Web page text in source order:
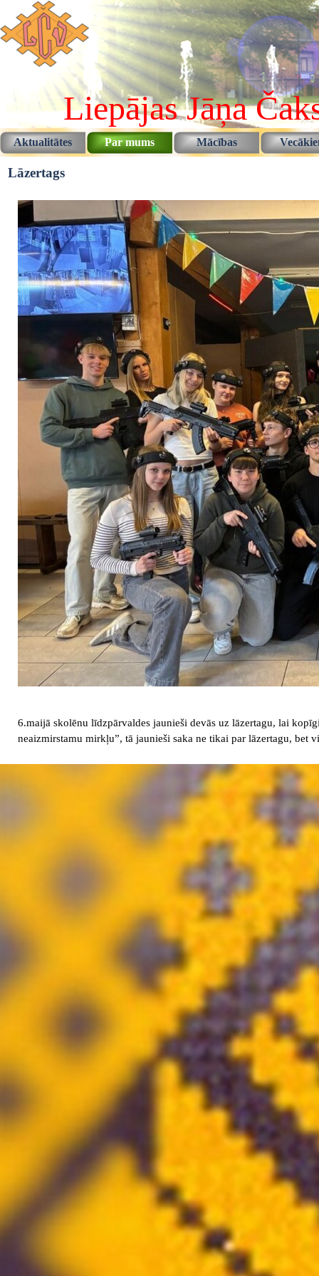
Pāriet uz saturu
Liepājas Jāņa
Aktualitātes Par mums ▼
Mācības ▼
Lāzertags
6.maijā skolēnu līdzpārvaldes jaunieši devās uz lāzertagu, lai
neaizmirstamu mirkļu”, tā jaunieši saka ne tikai par lāzertagu, bet